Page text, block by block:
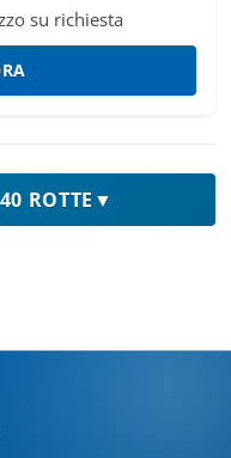
su richiesta
ROTTE ▼